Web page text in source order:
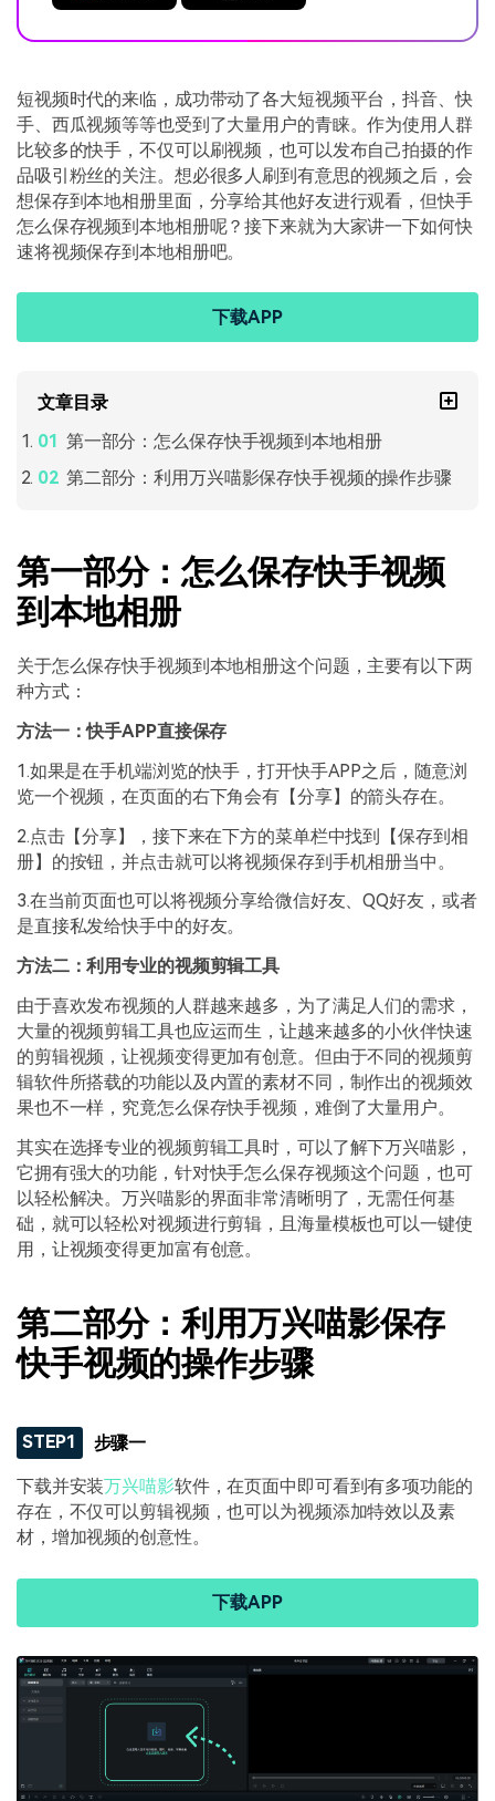
短视频时代的来临，成功带动了各大短视频平台，抖音、快
手、西瓜视频等等也受到了大量用户的青睐。作为使用人群
比较多的快手，不仅可以刷视频，也可以发布自己拍摄的作
品吸引粉丝的关注。想必很多人刷到有意思的视频之后，会
想保存到本地相册里面，分享给其他好友进行观看，但快手
怎么保存视频到本地相册呢？接下来就为大家讲一下如何快
速将视频保存到本地相册吧。
下载APP
文章目录
第一部分：怎么保存快手视频到本地相册
第二部分：利用万兴喵影保存快手视频的操作步骤
第一部分：怎么保存快手视频
到本地相册
关于怎么保存快手视频到本地相册这个问题，主要有以下两
种方式：
方法一：快手APP直接保存
1.如果是在手机端浏览的快手，打开快手APP之后，随意浏
览一个视频，在页面的右下角会有【分享】的箭头存在。
2.点击【分享】，接下来在下方的菜单栏中找到【保存到相
册】的按钮，并点击就可以将视频保存到手机相册当中。
3.在当前页面也可以将视频分享给微信好友、QQ好友，或者
是直接私发给快手中的好友。
方法二：利用专业的视频剪辑工具
由于喜欢发布视频的人群越来越多，为了满足人们的需求，
大量的视频剪辑工具也应运而生，让越来越多的小伙伴快速
的剪辑视频，让视频变得更加有创意。但由于不同的视频剪
辑软件所搭载的功能以及内置的素材不同，制作出的视频效
果也不一样，究竟怎么保存快手视频，难倒了大量用户。
其实在选择专业的视频剪辑工具时，可以了解下万兴喵影，
它拥有强大的功能，针对快手怎么保存视频这个问题，也可
以轻松解决。万兴喵影的界面非常清晰明了，无需任何基
础，就可以轻松对视频进行剪辑，且海量模板也可以一键使
用，让视频变得更加富有创意。
第二部分：利用万兴喵影保存
快手视频的操作步骤
STEP1 步骤一
下载并安装万兴喵影软件，在页面中即可看到有多项功能的
存在，不仅可以剪辑视频，也可以为视频添加特效以及素
材，增加视频的创意性。
下载APP